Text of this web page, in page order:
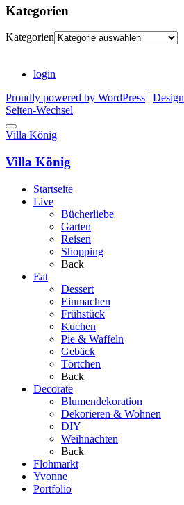
Kategorien
Kategorien
login
Proudly powered by WordPress
Seiten-Wechsel
Villa König
Villa König
Startseite
Live
Bücherliebe
Garten
Reisen
Shopping
Back
Eat
Dessert
Einmachen
Frühstück
Kuchen
Pie & Waffeln
Gebäck
Törtchen
Back
Decorate
Blumendekoration
Dekorieren & Wohnen
DIY
Weihnachten
Back
Flohmarkt
Yvonne
Portfolio